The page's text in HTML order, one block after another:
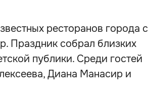
ресторанов города с
Праздник собрал близких
публики. Среди гостей
Диана Манасир и